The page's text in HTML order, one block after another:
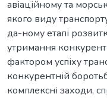
авіаційному та
якого виду
да-ному етапі
утримання
фактором успіху
конкурентній
комплексні заходи,